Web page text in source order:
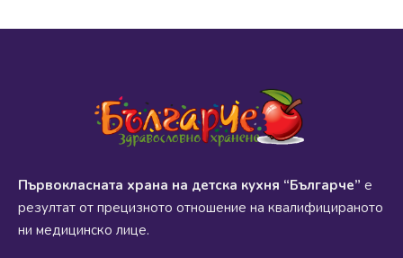
Първокласната храна на детска кухня “Българче” е
резултат от прецизното отношение на квалифицираното
ни медицинско лице.